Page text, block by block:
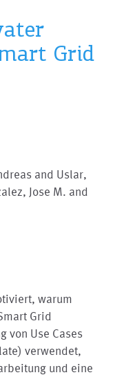
Grid
and Uslar,
Jose M. and
warum
Grid
von Use Cases
verwendet,
und eine